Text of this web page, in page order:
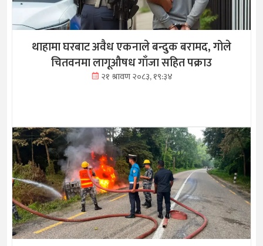
थाहामा घरबाट अवैध एकनाले बन्दुक बरामद, गोले
चितवनमा लागूऔषध गाँजा सहित पक्राउ
२१ श्रावण २०८३, १९:३४